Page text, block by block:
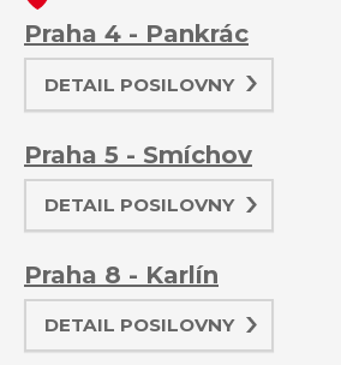
Praha 4 - Pankrác
DETAIL POSILOVNY
Praha 5 - Smíchov
DETAIL POSILOVNY
Praha 8 - Karlín
DETAIL POSILOVNY